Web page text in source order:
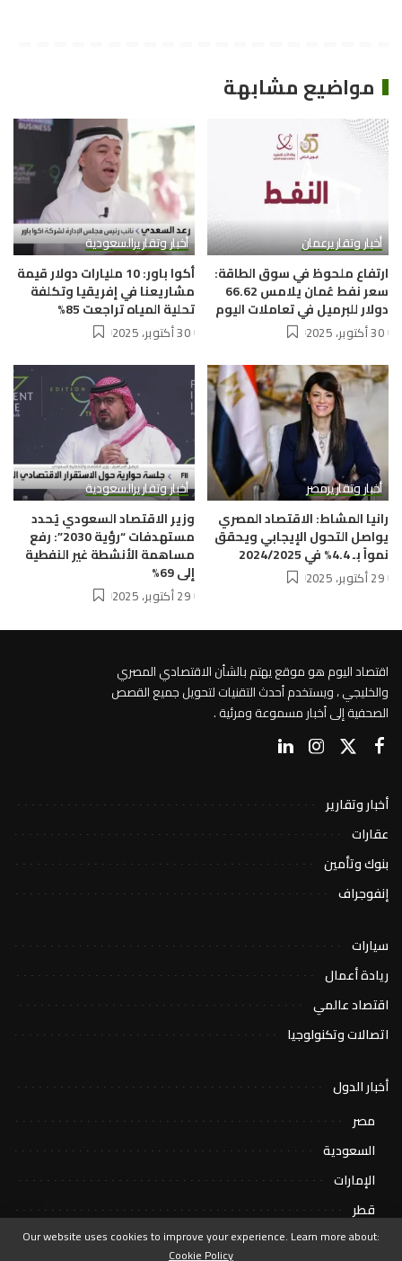
مواضيع مشابهة
أخبار وتقاريرعمان
ارتفاع ملحوظ في سوق الطاقة:
سعر نفط عُمان يلامس 66.62
دولار للبرميل في تعاملات اليوم
30 أكتوبر، 2025
أخبار وتقاريرالسعودية
أكوا باور: 10 مليارات دولار قيمة
مشاريعنا في إفريقيا وتكلفة
تحلية المياه تراجعت 85%
30 أكتوبر، 2025
أخبار وتقاريرمصر
رانيا المشاط: الاقتصاد المصري
يواصل التحول الإيجابي ويحقق
نمواً بـ 4.4% في 2024/2025
29 أكتوبر، 2025
أخبار وتقاريرالسعودية
وزير الاقتصاد السعودي يُحدد
مستهدفات “رؤية 2030”: رفع
مساهمة الأنشطة غير النفطية
إلى 69%
29 أكتوبر، 2025
اقتصاد اليوم هو موقع يهتم بالشأن الاقتصادي المصري
والخليجي ، ويستخدم أحدث التقنيات لتحويل جميع القصص
الصحفية إلى أخبار مسموعة ومرئية .
أخبار وتقارير
عقارات
بنوك وتأمين
إنفوجراف
سيارات
ريادة أعمال
اقتصاد عالمي
اتصالات وتكنولوجيا
أخبار الدول
مصر
السعودية
الإمارات
قطر
Our website uses cookies to improve your experience. Learn more about:
Cookie Policy